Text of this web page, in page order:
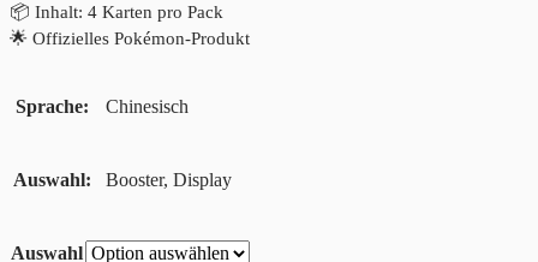
📦 Inhalt: 4 Karten pro Pack
🌟 Offizielles Pokémon-Produkt
Sprache Chinesisch
Auswahl Booster, Display
Auswahl